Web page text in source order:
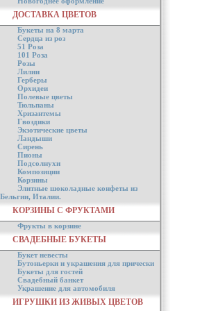
ДОСТАВКА ЦВЕТОВ
Букеты на 8 марта
Сердца из роз
51 Роза
101 Роза
Розы
Лилии
Герберы
Орхидеи
Полевые цветы
Тюльпаны
Хризантемы
Гвоздики
Экзотические цветы
Ландыши
Сирень
Пионы
Подсолнухи
Композиции
Корзины
Элитные шоколадные конфеты из
Бельгии, Италии.
КОРЗИНЫ С ФРУКТАМИ
Фрукты в корзине
СВАДЕБНЫЕ БУКЕТЫ
Букет невесты
Бутоньерки и украшения для прически
Букеты для гостей
Свадебный банкет
Украшение для автомобиля
ИГРУШКИ ИЗ ЖИВЫХ ЦВЕТОВ